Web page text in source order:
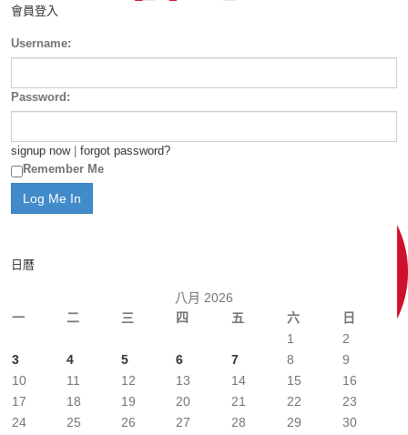
會員登入
Username:
Password:
signup now| forgot password?
Remember Me
日曆
八月 2026
一
二 三 四 五 六 日
1
2
3
4 5 6 7 8
9
10
11 12 13 14 15
16
17
18 19 20 21 22
23
24
25 26 27 28 29
30